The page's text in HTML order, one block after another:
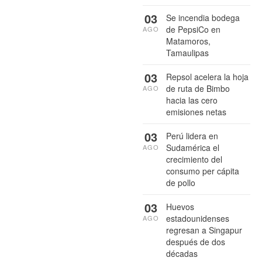
Se incendia bodega
de PepsiCo en
Matamoros,
Tamaulipas
03
AGO
Repsol acelera la hoja
de ruta de Bimbo
hacia las cero
emisiones netas
03
AGO
Perú lidera en
Sudamérica el
crecimiento del
consumo per cápita
de pollo
03
AGO
Huevos
estadounidenses
regresan a Singapur
después de dos
décadas
03
AGO